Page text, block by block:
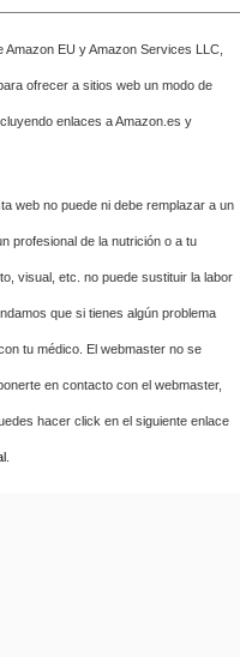
Amazon EU y Amazon Services LLC,
ofrecer a sitios web un modo de
enlaces a Amazon.es y
web no puede ni debe remplazar a un
profesional de la nutrición o a tu
visual, etc. no puede sustituir la labor
que si tienes algún problema
tu médico. El webmaster no se
en contacto con el webmaster,
hacer click en el siguiente enlace